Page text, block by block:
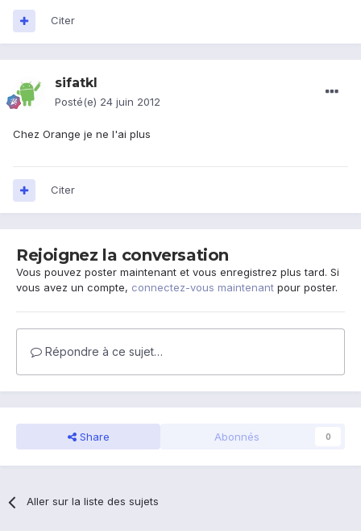
Citer
sifatkl
Posté(e) 24 juin 2012
Chez Orange je ne l'ai plus
Citer
Rejoignez la conversation
Vous pouvez poster maintenant et vous enregistrez plus tard. Si
vous avez un compte, connectez-vous maintenant pour poster.
Répondre à ce sujet…
Share Abonnés 0
Aller sur la liste des sujets